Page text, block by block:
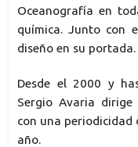
Oceanografía en
química. Junto con
diseño en su portada.
Desde el 2000 y
Sergio Avaria
con una periodicidad
año.